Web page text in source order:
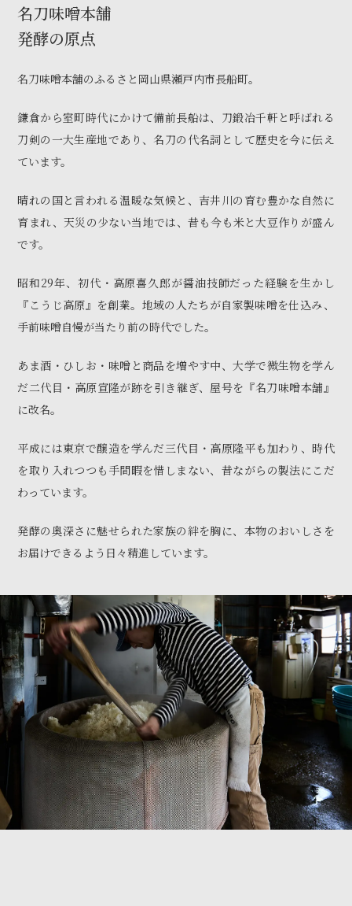
名刀味噌本舗
発酵の原点
名刀味噌本舗のふるさと岡山県瀬戸内市長船町。
鎌倉から室町時代にかけて備前長船は、刀鍛冶千軒と呼ばれる
刀剣の一大生産地であり、名刀の代名詞として歴史を今に伝え
ています。
晴れの国と言われる温暖な気候と、吉井川の育む豊かな自然に
育まれ、天災の少ない当地では、昔も今も米と大豆作りが盛ん
です。
昭和29年、初代・高原喜久郎が醤油技師だった経験を生かし
『こうじ高原』を創業。地域の人たちが自家製味噌を仕込み、
手前味噌自慢が当たり前の時代でした。
あま酒・ひしお・味噌と商品を増やす中、大学で微生物を学ん
だ二代目・高原宣隆が跡を引き継ぎ、屋号を『名刀味噌本舗』
に改名。
平成には東京で醸造を学んだ三代目・高原隆平も加わり、時代
を取り入れつつも手間暇を惜しまない、昔ながらの製法にこだ
わっています。
発酵の奥深さに魅せられた家族の絆を胸に、本物のおいしさを
お届けできるよう日々精進しています。